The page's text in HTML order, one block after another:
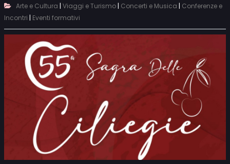
Arte e Cultura | Viaggi e Turismo| Concerti e Musica | Conferenze e
Incontri | Eventi formativi